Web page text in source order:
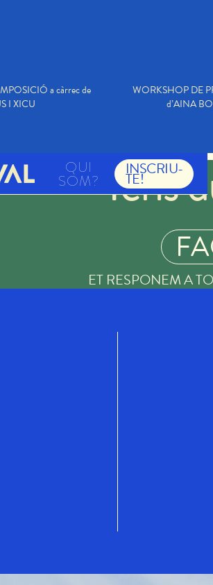
a càrrec de
I XICU
WORKSHOP DE
d’AINA
QUI
SOM?
INSCRIU-
TE!
Tens
ET RESPONEM A